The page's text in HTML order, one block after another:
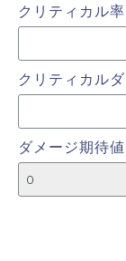
クリティカル率
クリティカル
ダメージ期待値